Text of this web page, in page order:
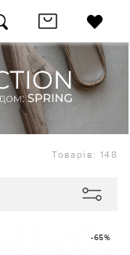
Товарів: 148
-65%